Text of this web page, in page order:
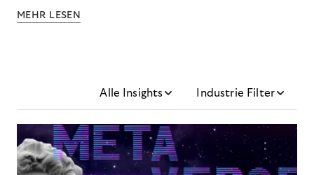
MEHR LESEN
Alle Insights Industrie Filter